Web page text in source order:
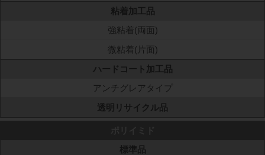
粘着加工品
強粘着(両面)
微粘着(片面)
ハードコート加工品
アンチグレアタイプ
透明リサイクル品
標準品